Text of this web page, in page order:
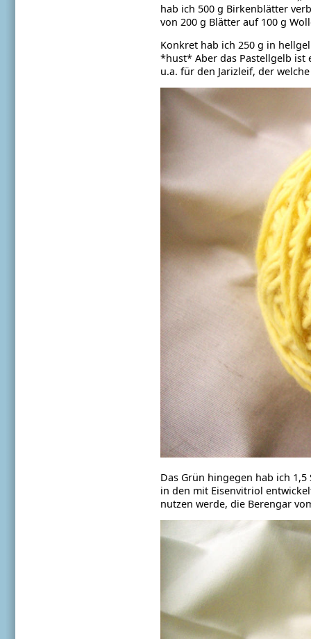
hab ich 500 g Birkenblätter
von 200 g Blätter auf 100 g
Konkret hab ich 250 g in
*hust* Aber das Pastellgelb ist
u.a. für den Jarizleif, der
Das Grün hingegen hab ich
in den mit Eisenvitriol
nutzen werde, die Berengar